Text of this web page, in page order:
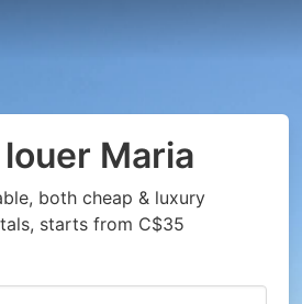
Maria
both cheap & luxury
starts from C$35